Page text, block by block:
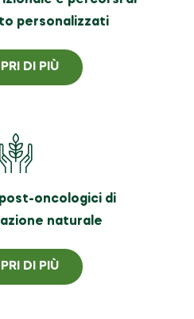
personalizzati
DI PIÙ
oncologici di
naturale
DI PIÙ